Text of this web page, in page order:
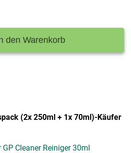
den Warenkorb
(2x 250ml + 1x 70ml)-Käufer
GP Cleaner Reiniger 30ml